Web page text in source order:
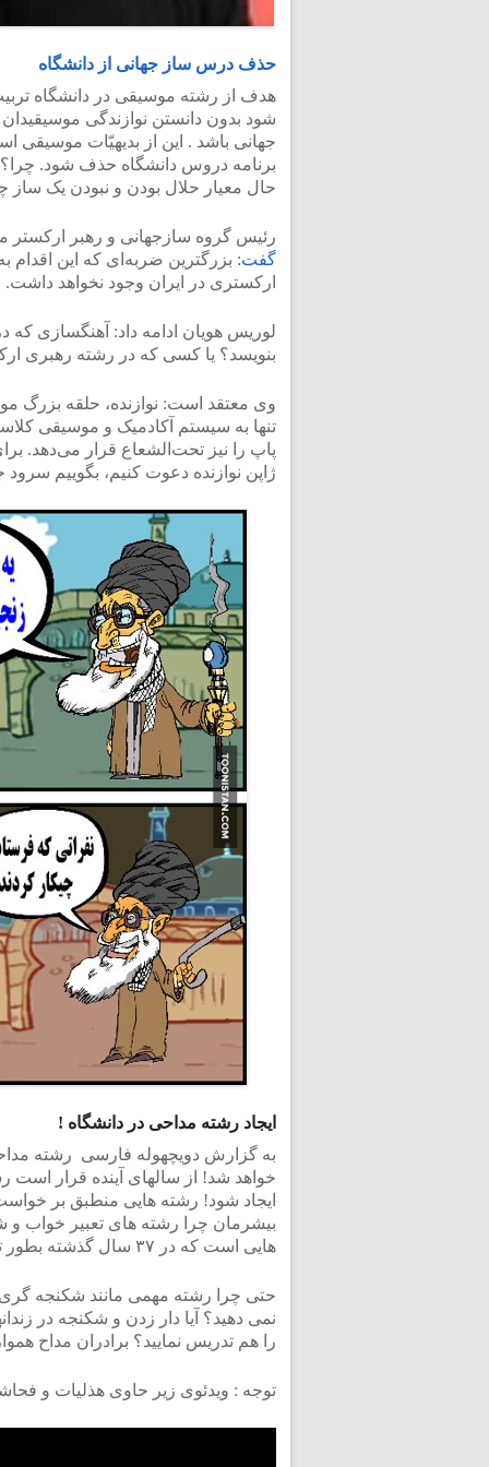
حذف درس ساز جهانی از دانشگاه
هدف از رشته موسیقی در دانشگاه
شود بدون دانستن نوازندگی
جهانی باشد . این از بدیهیّات
برنامه دروس دانشگاه حذف شود.
حال معیار حلال بودن و نبودن یک ساز
رئیس گروه سازجهانی و رهبر ارکستر
گفت
ارکستری در ایران وجود نخواهد داشت.
لوریس هویان ادامه داد: آهنگسازی که
بنویسد؟ یا کسی که در رشته رهبری
وی معتقد است: نوازنده، حلقه بزرگ
تنها به سیستم آکادمیک و موسیقی
پاپ را نیز تحت‌الشعاع قرار می‌دهد.
ژاپن نوازنده دعوت کنیم، بگوییم
ایجاد رشته مداحی در دانشگاه !
به گزارش دویچهوله فارسی رشته
خواهد شد! از سالهای آینده قرار
ایجاد شود! رشته هایی منطبق بر
بیشرمان چرا رشته های تعبیر خواب و
هایی است که در ۳۷ سال گذشته بطور تجربی اجرا شده اند و باید آکادمیک و علمی شوند!
حتی چرا رشته مهمی مانند شکنجه
نمی دهید؟ آیا دار زدن و شکنجه در
را هم تدریس نمایید؟ برادران مداح
توجه : ویدئوی زیر حاوی هذلیات و